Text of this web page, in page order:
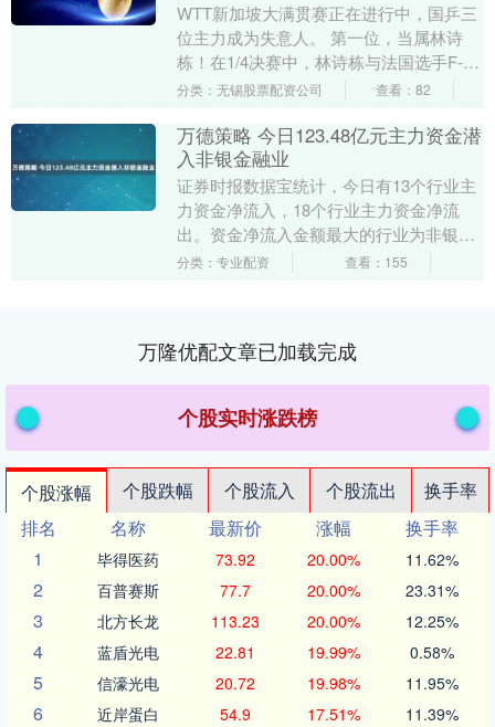
WTT新加坡大满贯赛正在进行中，国乒三
位主力成为失意人。 第一位，当属林诗
栋！在1/4决赛中，林诗栋与法国选手F-勒
布伦激战6局，最终以2-4落败止步八强。
分类：无锡股票配资公司 查看：82
万德策略 今日123.48亿元主力资金潜
入非银金融业
证券时报数据宝统计，今日有13个行业主
力资金净流入，18个行业主力资金净流
出。资金净流入金额最大的行业为非银金
融，涨跌幅3.84%，整体换手率2.41%万德
分类：专业配资 查看：155
万隆优配文章已加载完成
个股实时涨跌榜
个股涨幅 个股跌幅 个股流入 个股流出
换手率
排名
名称 最新价 涨幅
换手率
1
毕得医药 73.92 20.00% 11.62%
2 百普赛斯 77.7 20.00% 23.31%
3 北方长龙 113.23 20.00% 12.25%
4 蓝盾光电 22.81 19.99% 0.58%
5 信濠光电 20.72 19.98% 11.95%
6 近岸蛋白 54.9 17.51% 11.39%